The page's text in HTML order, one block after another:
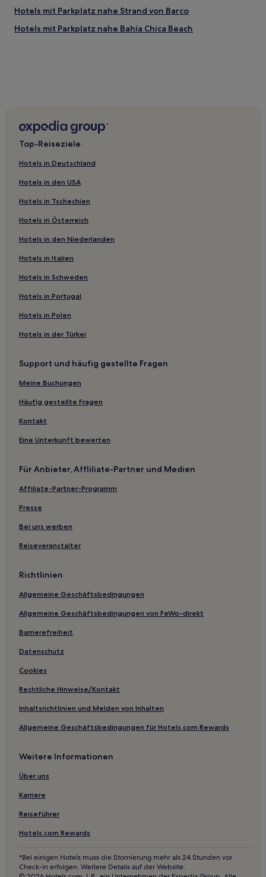
Hotels mit Parkplatz nahe Strand von Barco
Hotels mit Parkplatz nahe Bahía Chica Beach
Top-Reiseziele
Hotels in Deutschland
Hotels in den USA
Hotels in Tschechien
Hotels in Österreich
Hotels in den Niederlanden
Hotels in Italien
Hotels in Schweden
Hotels in Portugal
Hotels in Polen
Hotels in der Türkei
Support und häufig gestellte Fragen
Meine Buchungen
Häufig gestellte Fragen
Kontakt
Eine Unterkunft bewerten
Für Anbieter, Affliliate-Partner und Medien
Affiliate-Partner-Programm
Presse
Bei uns werben
Reiseveranstalter
Richtlinien
Allgemeine Geschäftsbedingungen
Allgemeine Geschäftsbedingungen von FeWo-direkt
Barrierefreiheit
Datenschutz
Cookies
Rechtliche Hinweise/Kontakt
Inhaltsrichtlinien und Melden von Inhalten
Allgemeine Geschäftsbedingungen für Hotels.com Rewards
Weitere Informationen
Über uns
Karriere
Reiseführer
Hotels.com Rewards
*Bei einigen Hotels muss die Stornierung mehr als 24 Stunden vor
Check-in erfolgen. Weitere Details auf der Website.